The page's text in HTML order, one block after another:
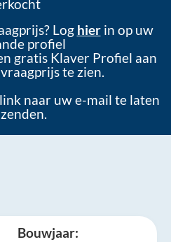
Log hierin op uw
profiel
gratis Klaver Profiel aan
te zien.
naar uw e-mail te laten
Bouwjaar: